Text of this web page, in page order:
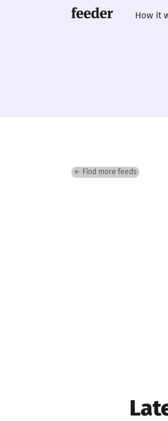
How it
← Find more feeds